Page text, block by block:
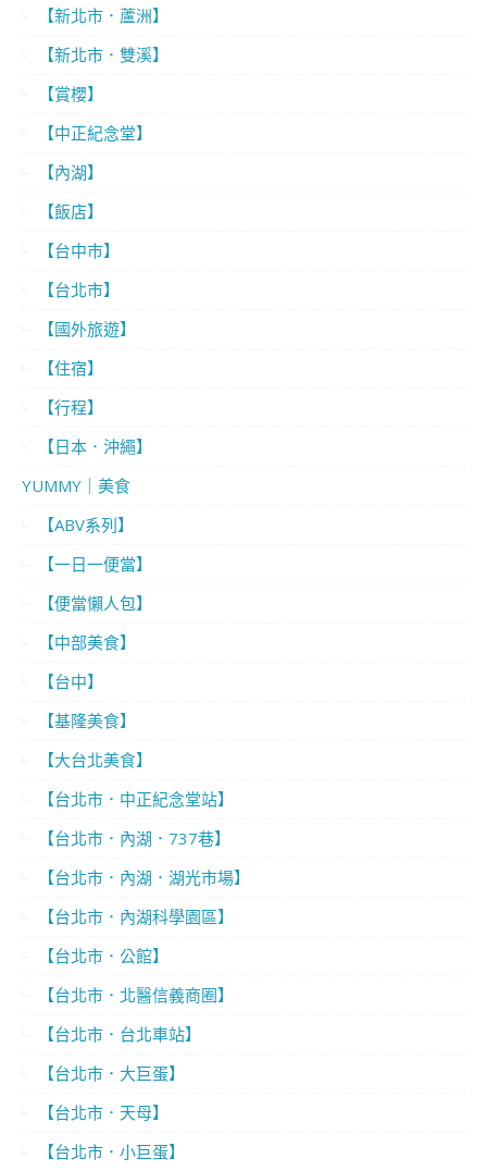
【新北市．蘆洲】
【新北市．雙溪】
【賞櫻】
【中正紀念堂】
【內湖】
【飯店】
【台中市】
【台北市】
【國外旅遊】
【住宿】
【行程】
【日本．沖繩】
YUMMY｜美食
【ABV系列】
【一日一便當】
【便當懶人包】
【中部美食】
【台中】
【基隆美食】
【大台北美食】
【台北市．中正紀念堂站】
【台北市．內湖．737巷】
【台北市．內湖．湖光市場】
【台北市．內湖科學園區】
【台北市．公館】
【台北市．北醫信義商圈】
【台北市．台北車站】
【台北市．大巨蛋】
【台北市．天母】
【台北市．小巨蛋】